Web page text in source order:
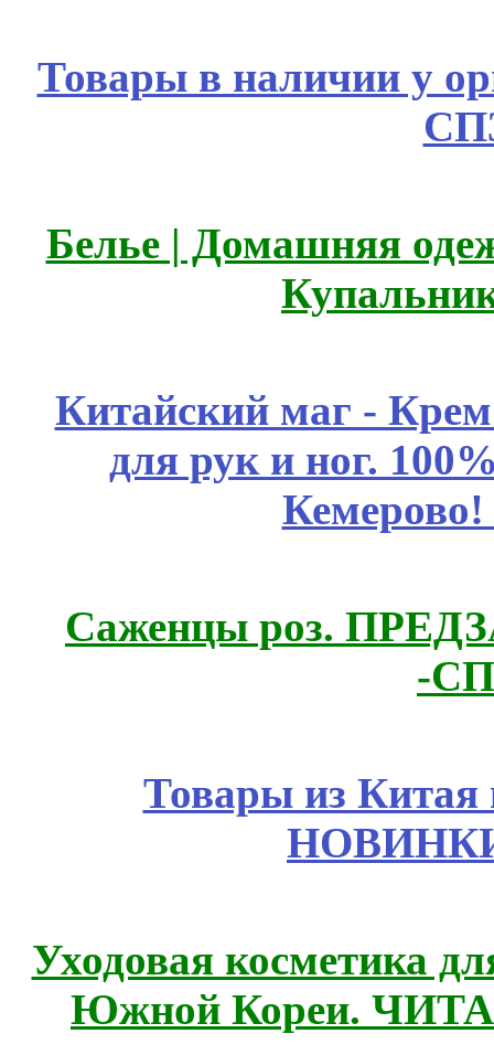
Товары в наличии у
Белье | Домашняя
Китайский маг -
для рук и ног.
Саженцы роз.
-
Товары из Китая
Уходовая косметика
Южной Кореи.